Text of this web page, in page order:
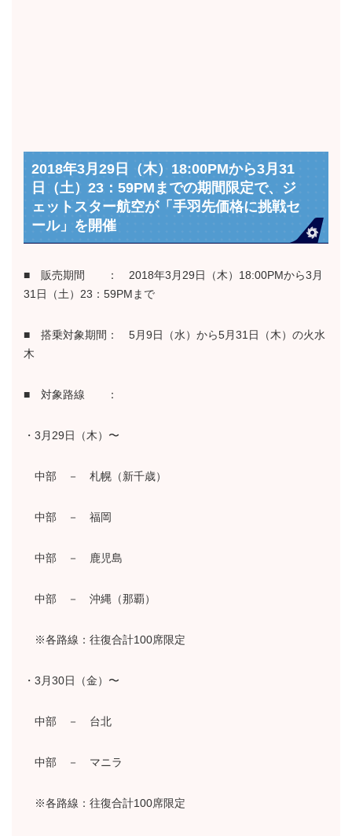
2018年3月29日（木）18:00PMから3月31
日（土）23：59PMまでの期間限定で、ジ
ェットスター航空が「手羽先価格に挑戦セ
ール」を開催
■ 販売期間 ： 2018年3月29日（木）18:00PMから3月
31日（土）23：59PMまで
■ 搭乗対象期間： 5月9日（水）から5月31日（木）の火水
木
■ 対象路線 ：
・3月29日（木）〜
中部 － 札幌（新千歳）
中部 － 福岡
中部 － 鹿児島
中部 － 沖縄（那覇）
※各路線：往復合計100席限定
・3月30日（金）〜
中部 － 台北
中部 － マニラ
※各路線：往復合計100席限定